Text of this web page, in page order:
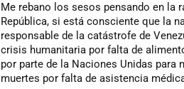
Me rebano los sesos pensando en la
República, si está consciente que la
responsable de la catástrofe de
crisis humanitaria por falta de
por parte de la Naciones Unidas para
muertes por falta de asistencia